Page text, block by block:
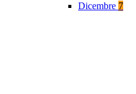
Dicembre 7